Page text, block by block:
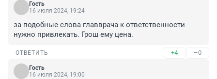
Гость
16 июля 2024, 19:24
за подобные слова главврача к ответственности
нужно привлекать. Грош ему цена.
ОТВЕТИТЬ +4 –0
Гость
16 июля 2024, 19:00